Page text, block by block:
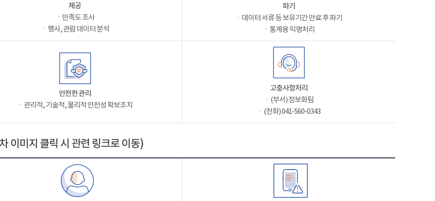
제공
ㆍ만족도 조사
ㆍ행사, 관람 데이터 분석
파기
ㆍ데이터 서류 등 보유기간 만료 후 파기
ㆍ통계용 익명처리
안전한 관리
ㆍ관리적, 기술적, 물리적 안전성 확보조치
고충사항처리
ㆍ(부서) 정보화팀
ㆍ(전화) 041-560-0343
이미지 클릭 시 관련 링크로 이동)